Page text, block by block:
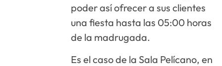
poder así ofrecer a sus clientes
una fiesta hasta las 05:00 horas
de la madrugada.
Es el caso de la Sala Pelícano, en